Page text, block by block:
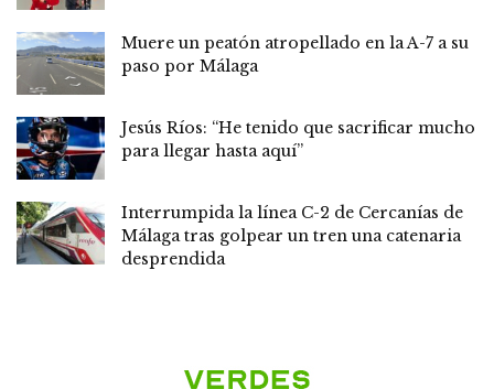
Muere un peatón atropellado en la A-7 a su
paso por Málaga
Jesús Ríos: “He tenido que sacrificar mucho
para llegar hasta aquí”
Interrumpida la línea C-2 de Cercanías de
Málaga tras golpear un tren una catenaria
desprendida